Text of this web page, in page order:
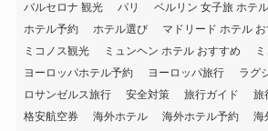
バルセロナ 観光
パリ ベルリン 女子旅 ホテル
ホテル予約
ホテル選び マドリード ホテル
ミコノス観光
ミュンヘン ホテル おすすめ
ヨーロッパホテル予約
ヨーロッパ旅行
ラグ
ロサンゼルス旅行
安全対策 旅行ガイド 旅
格安航空券
海外ホテル 海外ホテル予約
海